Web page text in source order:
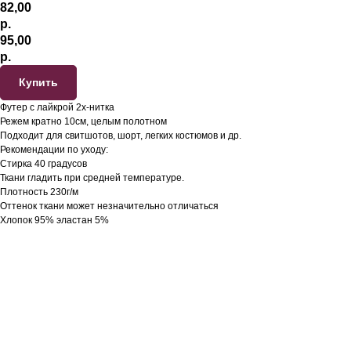
82,00
р.
95,00
р.
Купить
Футер с лайкрой 2х-нитка
Режем кратно 10см, целым полотном
Подходит для свитшотов, шорт, легких костюмов и др.
Рекомендации по уходу:
Стирка 40 градусов
Ткани гладить при средней температуре.
Плотность 230г/м
Оттенок ткани может незначительно отличаться
Хлопок 95% эластан 5%